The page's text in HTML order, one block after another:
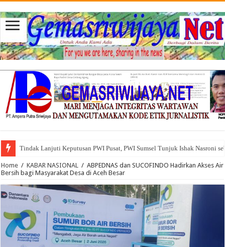
Tindak Lanjuti Keputusan PWI Pusat, PWI Sumsel Tunjuk Ishak Nasroni
Tuntut Akuntabilitas Dana Desa, Pemuda dan Tokoh Sukamerindu Desak
Home / KABAR NASIONAL / ABPEDNAS dan SUCOFINDO Hadirkan Akses Air
Bersih bagi Masyarakat Desa di Aceh Besar